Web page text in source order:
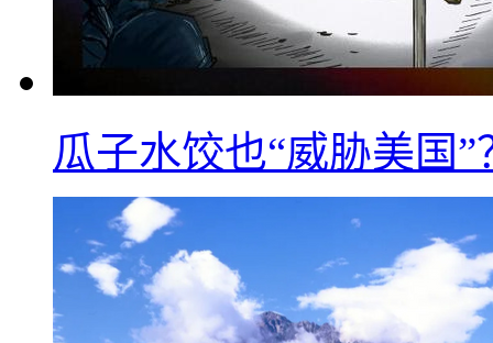
瓜子水饺也“威胁美国”